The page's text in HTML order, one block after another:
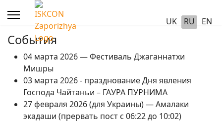
UK RU EN
События
04 марта 2026 — Фестиваль Джаганнатхи
Мишры
03 марта 2026 - празднование Дня явления
Господа Чайтаньи – ГАУРА ПУРНИМА
27 февраля 2026 (для Украины) — Амалаки
экадаши (прервать пост с 06:22 до 10:02)